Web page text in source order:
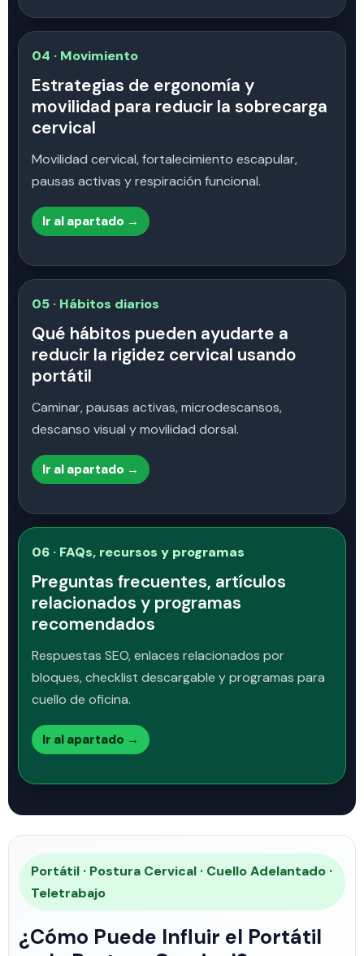
04 · Movimiento
Estrategias de ergonomía y
movilidad para reducir la sobrecarga
cervical
Movilidad cervical, fortalecimiento escapular,
pausas activas y respiración funcional.
Ir al apartado →
05 · Hábitos diarios
Qué hábitos pueden ayudarte a
reducir la rigidez cervical usando
portátil
Caminar, pausas activas, microdescansos,
descanso visual y movilidad dorsal.
Ir al apartado →
06 · FAQs, recursos y programas
Preguntas frecuentes, artículos
relacionados y programas
recomendados
Respuestas SEO, enlaces relacionados por
bloques, checklist descargable y programas para
cuello de oficina.
Ir al apartado →
Portátil · Postura Cervical · Cuello Adelantado ·
Teletrabajo
¿Cómo Puede Influir el Portátil